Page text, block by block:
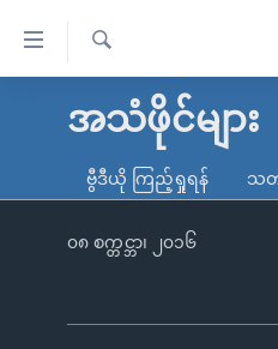
လွယ်ကူ
သည့်
မူလစာမျက်နှာ
ကမ္ဘာ့သတင်းများ
နိုင်ငံတကာ
တရုတ်
ရပ်ဝန်းတခု လမ်းတခု အလွန်
ရ
အသံဖိုင်များ
ဗွီဒီယို ကြည့်ရှုရန် သတ
၀၈ စက္တင္ဘာ၊ ၂၀၁၆